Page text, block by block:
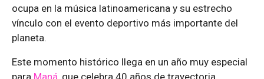
ocupa en la música latinoamericana y su estrecho
vínculo con el evento deportivo más importante del
planeta.
Este momento histórico llega en un año muy especial
para Maná, que celebra 40 años de trayectoria